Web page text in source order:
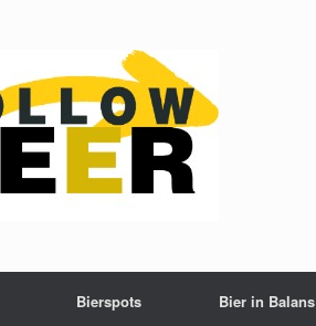
Bierspots Bier in Balans